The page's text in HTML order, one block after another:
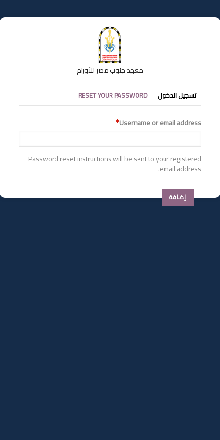
إلى
المحتوى
معهد جنوب مصر للأورام
التبويبات
الأساسية
تسجيل الدخول RESET YOUR PASSWORD
Username or email address
Password reset instructions will be sent to your registered
email address.